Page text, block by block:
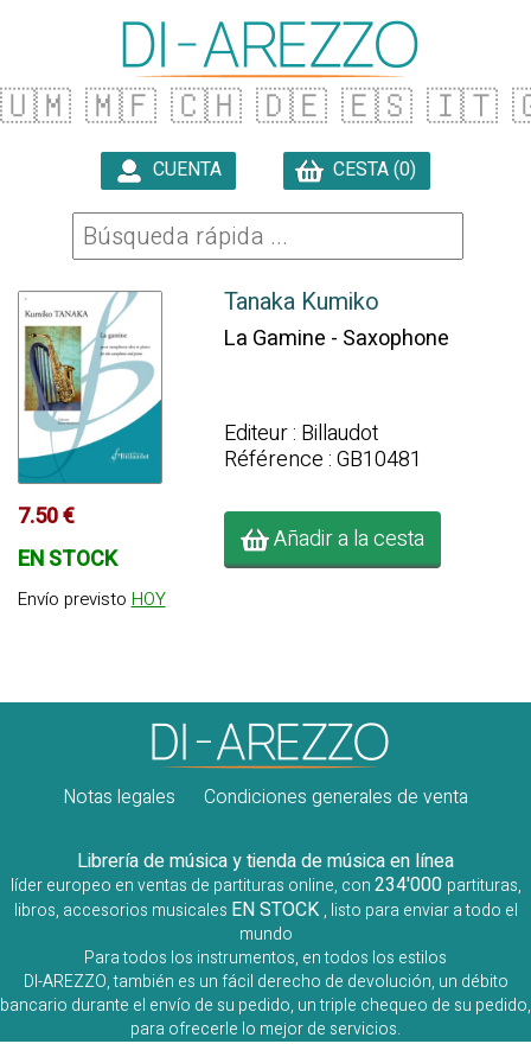
🇺🇲 🇲🇫 🇨🇭 🇩🇪 🇪🇸 🇮🇹
CUENTA CESTA (0)
7.50 €
EN STOCK
Envío previsto HOY
Tanaka Kumiko
La Gamine - Saxophone
Editeur : Billaudot
Référence : GB10481
Añadir a la cesta
Notas legales Condiciones generales de venta
Librería de música y tienda de música en línea
líder europeo en ventas de partituras online, con234'000 partituras,
libros, accesorios musicales EN STOCK , listo para enviar a todo el
mundo
Para todos los instrumentos, en todos los estilos
DI-AREZZO, también es un fácil derecho de devolución, un débito
bancario durante el envío de su pedido, un triple chequeo de su pedido,
para ofrecerle lo mejor de servicios.